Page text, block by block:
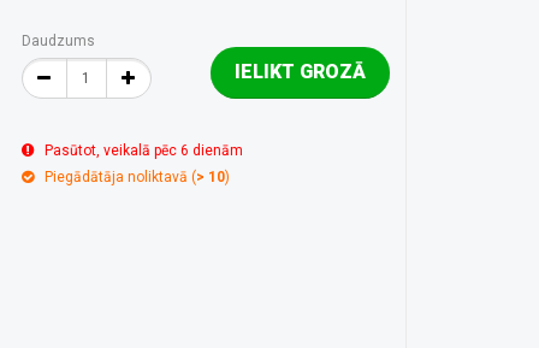
Daudzums
IELIKT GROZĀ
Pasūtot, veikalā pēc 6 dienām
Piegādātāja noliktavā (> 10)